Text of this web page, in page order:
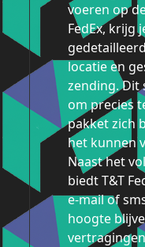
voeren op
FedEx, krijg
locatie en
zending. Dit
om precies
pakket zich
het kunnen
Naast het
biedt T&T
e-mail of
hoogte